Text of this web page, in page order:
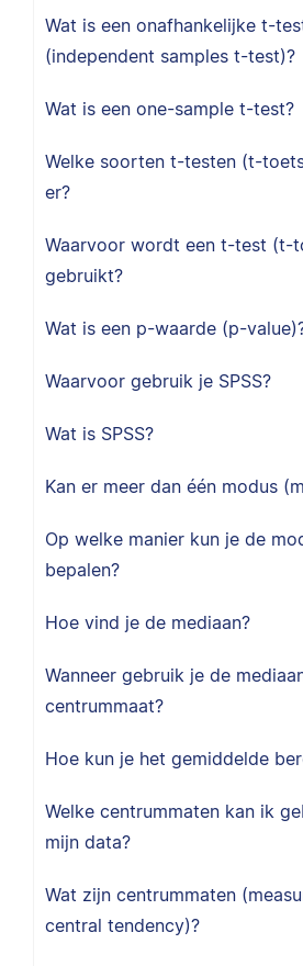
Wat is een onafhankelijke t-
(independent samples t-test)?
Wat is een one-sample t-test?
Welke soorten t-testen (t-
er?
Waarvoor wordt een t-test (t-
gebruikt?
Wat is een p-waarde (p-
Waarvoor gebruik je SPSS?
Wat is SPSS?
Kan er meer dan één modus
Op welke manier kun je de
bepalen?
Hoe vind je de mediaan?
Wanneer gebruik je de
centrummaat?
Hoe kun je het gemiddelde
Welke centrummaten kan ik
mijn data?
Wat zijn centrummaten
central tendency)?